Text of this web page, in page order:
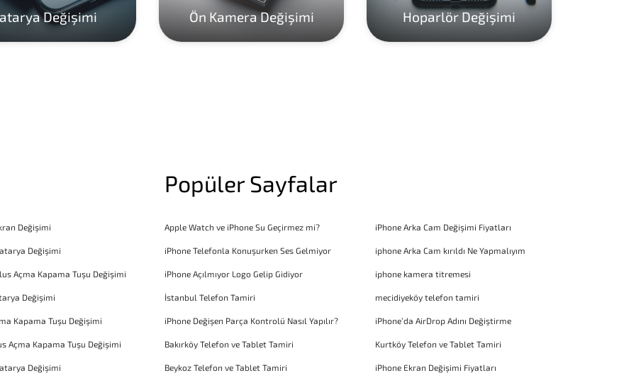
Değişimi Ön Kamera Değişimi Hoparlör Değişimi
Değişimi
Değişimi
Açma Kapama Tuşu Değişimi
Değişimi
Kapama Tuşu Değişimi
Açma Kapama Tuşu Değişimi
Değişimi
Popüler Sayfalar
Apple Watch ve iPhone Su Geçirmez mi? iPhone Arka Cam Değişimi Fiyatları
iPhone Telefonla Konuşurken Ses Gelmiyor iphone Arka Cam kırıldı Ne Yapmalıyım
iPhone Açılmıyor Logo Gelip Gidiyor iphone kamera titremesi
İstanbul Telefon Tamiri mecidiyeköy telefon tamiri
iPhone Değişen Parça Kontrolü Nasıl Yapılır? iPhone’da AirDrop Adını Değiştirme
Bakırköy Telefon ve Tablet Tamiri Kurtköy Telefon ve Tablet Tamiri
Beykoz Telefon ve Tablet Tamiri iPhone Ekran Değişimi Fiyatları